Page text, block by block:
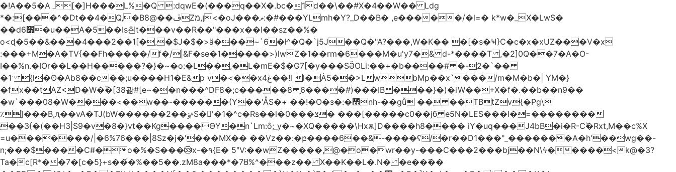
�!A��5�Aہ[�]H���L%�Q :dqwE�(���q��X�.bc�1d��\��#X�4��W�� Ldg
*�:[���^�Dt��4�Q,�B8@��ڦZן,מ<�oJ���ލ:�#���YLmh�Y?_D��B� ,e�����/�l=� k*w�_X�LwS�
��d6׸�u��A�5ׅ��Is췬t���v��R��"���x��I��sz��%�
o<ɖ�5��&���4���2��1[�,�$J�$�>ä���~`6�ł^�Q�`j5J��Q�"A?���,W�K�� �[�s�Ҹ}C�c�x�xUZ���V�x
:���+M�A�TV{��Fh�����/f�/|&F�se�1�����>)lwZ�1��rm�6���M�u'y7�& d-*����T ,�2]0Q��7�A�O-
I��%n.�IOr��L��H�����?�}�~�o:�L��,�L�mE�$�G7[�y���SӚOLi:��+�b����# �-2�`��
�1ˑ {l�ʘ�Ab8��c��;u����H1�E&p v�<��xڠ4��!l l�Ȧ5��>LwbMp��x`���/m�M�b�| YM�}
�fx��tAZ<D�W�ؓ�[38괆#[e~��n���^DF8�;c�����8 ַ6����#)���IB ���}�)�iW��+X�f�.��b��n9��
�w`���08�W����<��w��-������(Y��'ǺS�+ ��!�O�з�:�׮nh-��gǚ �� ��TBtZv{�Pg\
٪]���B,ԯ��vA�TJ(bW������ݥۉ��2S�'�1�^c�Rs��l�0���צ� ���[�����c0��jб e5N�LES���I�=��������
��3{�(��H3|S9�v�8�}vt��Kg����ӨY�n`Lm:ô;_y�~�XQ�����\Hxѫ]D����h8���� iY�uq���J4bB�i�R-Cۖ�Rxt,M��c%X
=u�������/|�6%76���|8Sz�j�'���MX�� ��Vz��ٖ:�բ����6��&-����ʕ/�r��D1���"_�������A�h'��wg��-
n;���$����C#�o�%�S���㉝x-�٩{E� 5ʺV:��wZ�����,@�o�wr��y-���C���2���bj��N\ϟ�����<k@�3?
Ta�c[R*��7�[c�5}+s��́�%��5��.zM8a���*�7Ȣ%^���z�� X��K��L�.N� �e��߫��